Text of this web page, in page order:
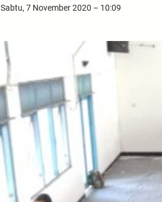
Sabtu, 7 November 2020 – 10:09